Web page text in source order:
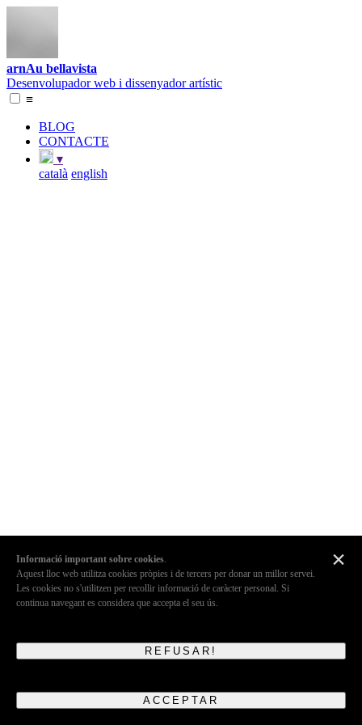
arnAu bellavista
Desenvolupador web i dissenyador artístic
≡
BLOG
CONTACTE
▾
català english
×
Informació important sobre cookies.
Aquest lloc web utilitza cookies pròpies i de tercers per donar un millor servei.
Les cookies no s'utilitzen per recollir informació de caràcter personal. Si
continua navegant es considera que accepta el seu ús.
REFUSAR!
ACCEPTAR